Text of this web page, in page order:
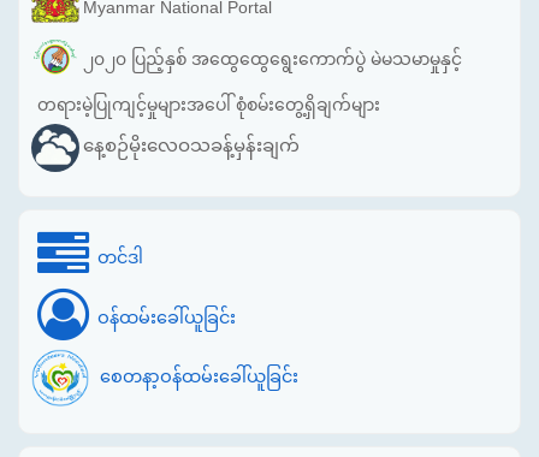
Myanmar National Portal
၂၀၂၀ ပြည့်နှစ် အထွေထွေရွေးကောက်ပွဲ မဲမသမာမှုနှင့်
တရားမဲ့ပြုကျင့်မှုများအပေါ် စုံစမ်းတွေ့ရှိချက်များ
နေ့စဉ်မိုးလေဝသခန့်မှန်းချက်
တင်ဒါ
ဝန်ထမ်းခေါ်ယူခြင်း
စေတနာ့ဝန်ထမ်းခေါ်ယူခြင်း